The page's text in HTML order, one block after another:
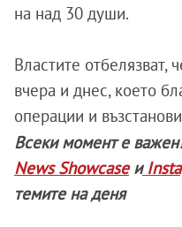
на над 30 души.
Властите отбелязват,
вчера и днес, което
операции и
Всеки момент е
News Showcaseи
темите на деня